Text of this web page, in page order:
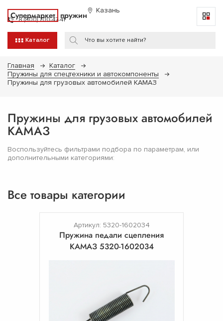
Супермаркет пружин Казань
8 (800) 700-47-41
Каталог
Главная
Каталог
Пружины для спецтехники и автокомпоненты
Пружины для грузовых автомобилей КАМАЗ
Пружины для грузовых автомобилей
КАМАЗ
Воспользуйтесь фильтрами подбора по параметрам, или
дополнительными категориями:
Все товары категории
Артикул: 5320-1602034
Пружина педали сцепления
КАМАЗ 5320-1602034